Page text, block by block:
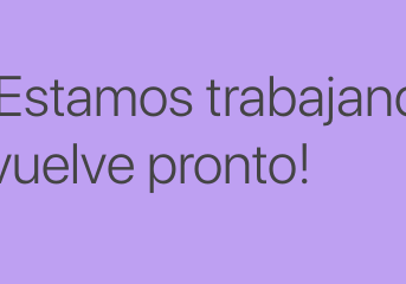
pronto!